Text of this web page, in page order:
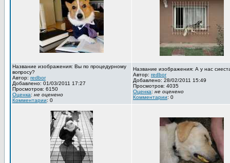
Название изображения: Вы по процедурному
вопросу?
Автор: redbor
Добавлено: 01/03/2011 17:27
Просмотров: 6150
Оценка: не оценено
Комментарии: 0
Название изображения: А у нас
Автор: redbor
Добавлено: 28/02/2011 15:49
Просмотров: 4035
Оценка: не оценено
Комментарии: 0